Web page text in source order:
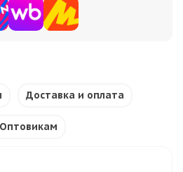
Доставка и оплата
Оптовикам